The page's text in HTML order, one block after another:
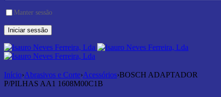
Manter sessão
Início›Abrasivos e Corte›Acessórios›BOSCH ADAPTADOR
P/PILHAS AA1 1608M00C1B